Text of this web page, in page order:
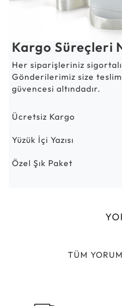
Kargo Süreçleri
Her siparişleriniz
Gönderilerimiz size
güvencesi altındadır.
Ücretsiz Kargo
Yüzük İçi Yazısı
Özel Şık Paket
TÜM